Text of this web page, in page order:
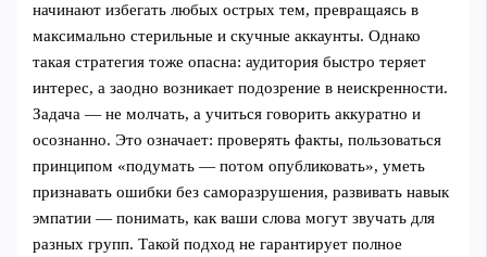
начинают избегать любых острых тем, превращаясь в
максимально стерильные и скучные аккаунты. Однако
такая стратегия тоже опасна: аудитория быстро теряет
интерес, а заодно возникает подозрение в неискренности.
Задача — не молчать, а учиться говорить аккуратно и
осознанно. Это означает: проверять факты, пользоваться
принципом «подумать — потом опубликовать», уметь
признавать ошибки без саморазрушения, развивать навык
эмпатии — понимать, как ваши слова могут звучать для
разных групп. Такой подход не гарантирует полное